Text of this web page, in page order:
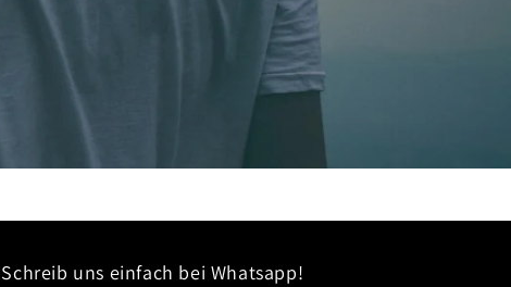
Schreib uns einfach bei Whatsapp!